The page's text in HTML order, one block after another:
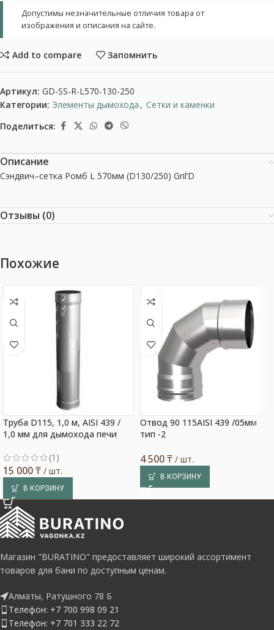
Допустимы незначительные отличия товара от
изображения и описания на сайте.
Add to compare Запомнить
Артикул: GD-SS-R-L570-130-250
Категории: Элементы дымохода , Сетки и каменки
Поделиться:
Описание
Сэндвич–сетка Ромб L 570мм (D130/250) Gril’D
Отзывы (0)
Похожие
Труба D115, 1,0 м, AISI 439 /
1,0 мм для дымохода печи
(1)
15 000₸ / шт.
В КОРЗИНУ
Отвод 90 115AISI 439 /05мм
тип -2
4 500₸ / шт.
В КОРЗИНУ
Магазин "BURATINO" предоставляет широкий ассортимент
товаров для бани по доступным ценам.
Алматы, Ратушного 78 Б
Телефон: +7 700 998 09 21
Телефон: +7 701 333 22 72